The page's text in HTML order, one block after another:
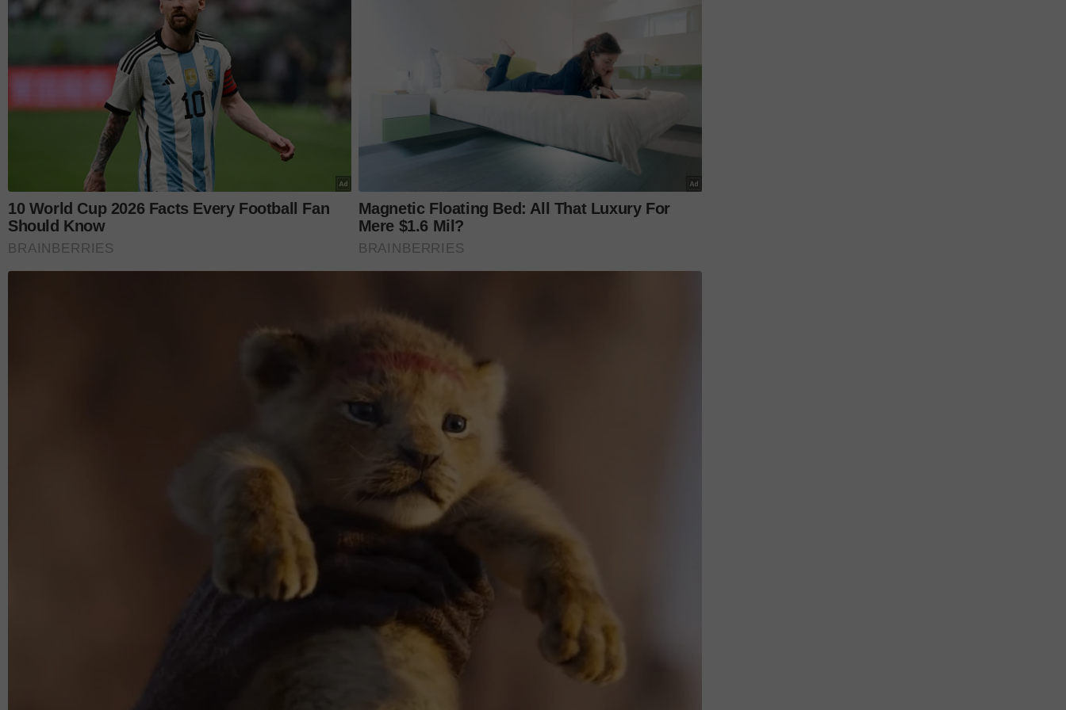
sendiri sudah termasuk dalam pengakhiran yang baik (husnulkhatimah)," katanya.
Tambah Nurul Azwin, sebagai individu yang kerap bertemu di tempat yang sama iaitu di Tanah
Suci ketika arwah mengendalikan penerbangan Amal by Malaysia Airlines, topik mengenai
pengakhiran hidup sering menjadi perbualan mereka.
Artikel Berkaitan:
Pramugara Hafeez AlBukhary meninggal dunia selepas bertarung dengan kanser
usus
‘Hanya insan terpilih...’ Pernah tular santuni jemaah haji, pramugara Hafeez Al
Bukhary Kini kritikal lawan kanser usus
"Antara doa-doa yang dikirim atau sembang santai pun, kami akan meminta untuk saling
mendoakan antara satu sama lain. Doa ALLAH ampunkan dosa, doa mati husnul khatimah.
sewaktu dia menyantuni jemaah-jemaah sebelum ini. Dia memang seorang yang sangat baik,"
SinarPlus terdahulu melaporkan tentang keadaan Hafeez yang kritikal bertarung dengan
Allahyarham kemudian disahkan menghembuskan nafas terakhirnya pada malam Khamis
Semoga roh Allahyarham dicucuri rahmat dan ditempatkan dalam kalangan orang-orang yang
untuk info terkini dan bermanfaat!
untuk info dan kisah penuh inspirasi
MAKANAN KUCING TOMKRAF
yang kini sudah berada di 37
cawangan KK Super Mart terpilih di Shah Alam atau beli secara online di platform